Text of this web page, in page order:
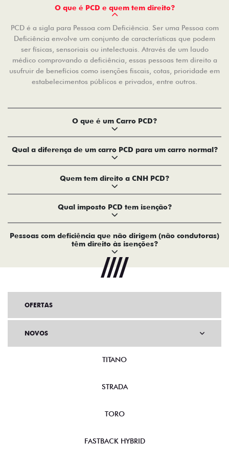
O que é PCD e quem tem direito?
PCD é a sigla para Pessoa com Deficiência. Ser uma Pessoa com
Deficiência envolve um conjunto de características que podem
ser físicas, sensoriais ou intelectuais. Através de um laudo
médico comprovando a deficiência, essas pessoas tem direito a
usufruir de benefícios como isenções fiscais, cotas, prioridade em
estabelecimentos públicos e privados, entre outros.
O que é um Carro PCD?
Qual a diferença de um carro PCD para um carro normal?
Quem tem direito a CNH PCD?
Qual imposto PCD tem isenção?
Pessoas com deficiência que não dirigem (não condutoras)
têm direito às isenções?
OFERTAS
NOVOS
TITANO
STRADA
TORO
FASTBACK HYBRID